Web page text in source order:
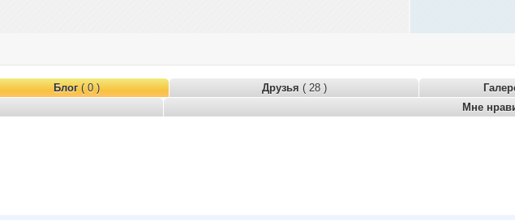
Блог( 0 ) Друзья ( 28 )
Мне